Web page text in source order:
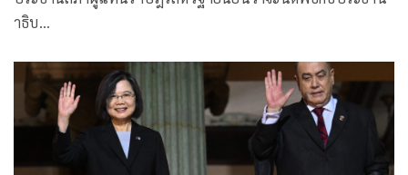
าธิบ…